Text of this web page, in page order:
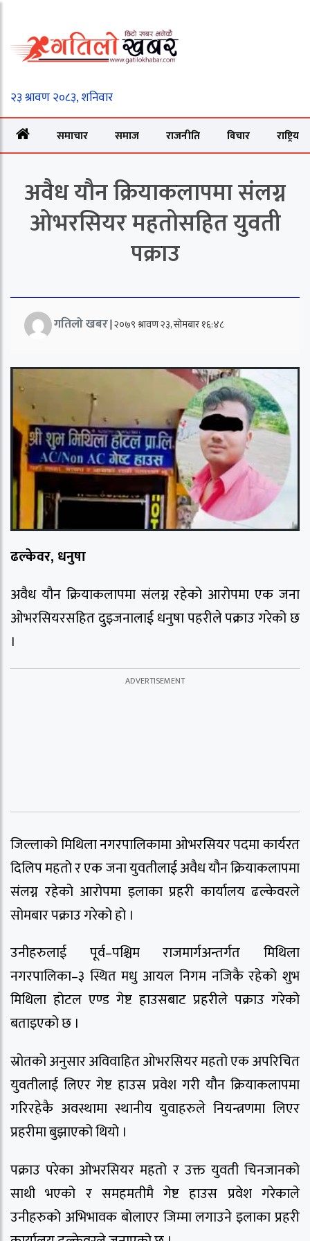
समाचार समाज राजनीति विचार राष्ट्रिय
अवैध यौन क्रियाकलापमा संलग्न
ओभरसियर महतोसहित युवती
पक्राउ
गतिलो खबर|२०७९ श्रावण २३, सोमबार १६:४८
ढल्केवर, धनुषा
अवैध यौन क्रियाकलापमा संलग्न रहेको आरोपमा एक जना
ओभरसियरसहित दुइजनालाई धनुषा पहरीले पक्राउ गरेको छ
।
जिल्लाको मिथिला नगरपालिकामा ओभरसियर पदमा कार्यरत
दिलिप महतो र एक जना युवतीलाई अवैध यौन क्रियाकलापमा
संलग्न रहेको आरोपमा इलाका प्रहरी कार्यालय ढल्केवरले
सोमबार पक्राउ गरेको हो ।
उनीहरुलाई पूर्व–पश्चिम राजमार्गअन्तर्गत मिथिला
नगरपालिका–३ स्थित मधु आयल निगम नजिकै रहेको शुभ
मिथिला होटल एण्ड गेष्ट हाउसबाट प्रहरीले पक्राउ गरेको
बताइएको छ ।
स्रोतको अनुसार अविवाहित ओभरसियर महतो एक अपरिचित
युवतीलाई लिएर गेष्ट हाउस प्रवेश गरी यौन क्रियाकलापमा
गरिरहेकै अवस्थामा स्थानीय युवाहरुले नियन्त्रणमा लिएर
प्रहरीमा बुझाएको थियो ।
पक्राउ परेका ओभरसियर महतो र उक्त युवती चिनजानको
साथी भएको र समहमतीमै गेष्ट हाउस प्रवेश गरेकाले
उनीहरुको अभिभावक बोलाएर जिम्मा लगाउने इलाका प्रहरी